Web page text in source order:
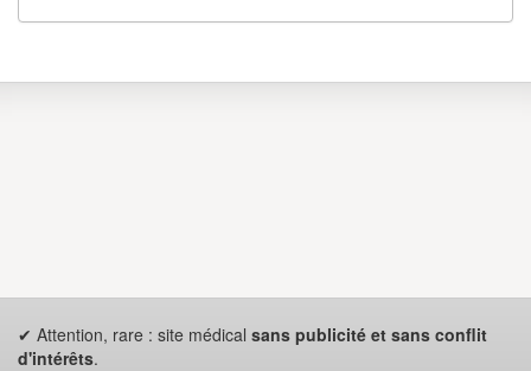
✔ Attention, rare : site médical sans publicité et sans conflit
d'intérêts.